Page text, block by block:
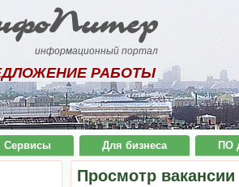
информационный портал
РАБОТЫ
Сервисы Для бизнеса ПО
Просмотр вакансии